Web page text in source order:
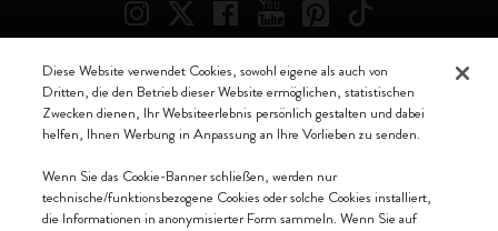
Moleskine ® ist ein eingetragenes Warenzeichen von Moleskine Srl a
socio unico
Italia - P. IVA / CCIAA n. 07234480965 - REA MI 1945400 - Cap.
Soc. €2.181.513,42
Diese Website verwendet Cookies, sowohl eigene als auch von
Dritten, die den Betrieb dieser Website ermöglichen, statistischen
Zwecken dienen, Ihr Websiteerlebnis persönlich gestalten und dabei
helfen, Ihnen Werbung in Anpassung an Ihre Vorlieben zu senden.
Wenn Sie das Cookie-Banner schließen, werden nur
technische/funktionsbezogene Cookies oder solche Cookies installiert,
die Informationen in anonymisierter Form sammeln. Wenn Sie auf